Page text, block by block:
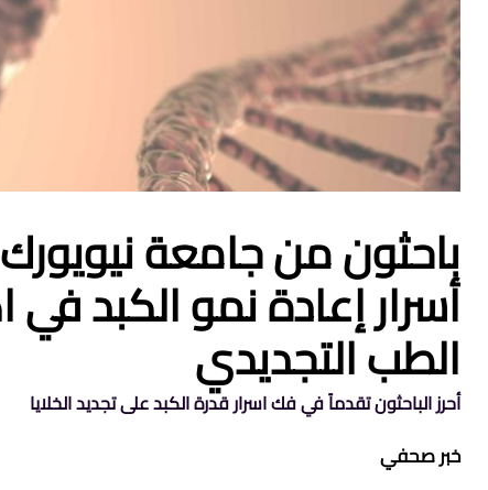
باحثون من جامعة
أسرار إعادة نمو الكبد
الطب التجديدي
أحرز الباحثون تقدماً في فك اسرار قدرة الكبد على تجديد الخلايا
خبر صحفي